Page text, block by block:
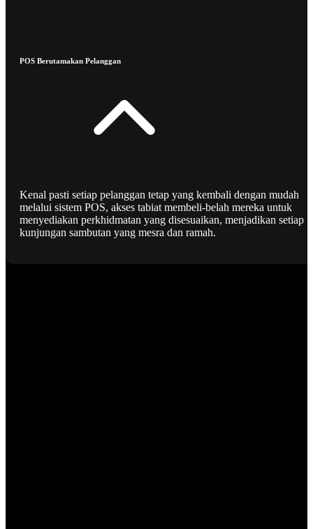
POS Berutamakan Pelanggan
Kenal pasti setiap pelanggan tetap yang kembali dengan mudah
melalui sistem POS, akses tabiat membeli-belah mereka untuk
menyediakan perkhidmatan yang disesuaikan, menjadikan setiap
kunjungan sambutan yang mesra dan ramah.